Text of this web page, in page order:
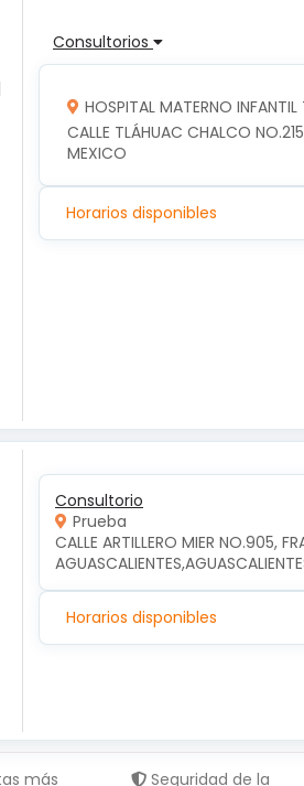
Consultorios
HOSPITAL MATERNO INFANTIL
CALLE TLÁHUAC CHALCO
MEXICO
Horarios disponibles
Consultorio
Prueba
CALLE ARTILLERO MIER NO.905,
Horarios disponibles
más Seguridad de la